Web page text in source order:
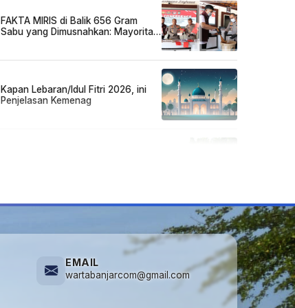
FAKTA MIRIS di Balik 656 Gram
Sabu yang Dimusnahkan: Mayoritas
Kapan Lebaran/Idul Fitri 2026, ini
Penjelasan Kemenag
EMAIL
wartabanjarcom@gmail.com